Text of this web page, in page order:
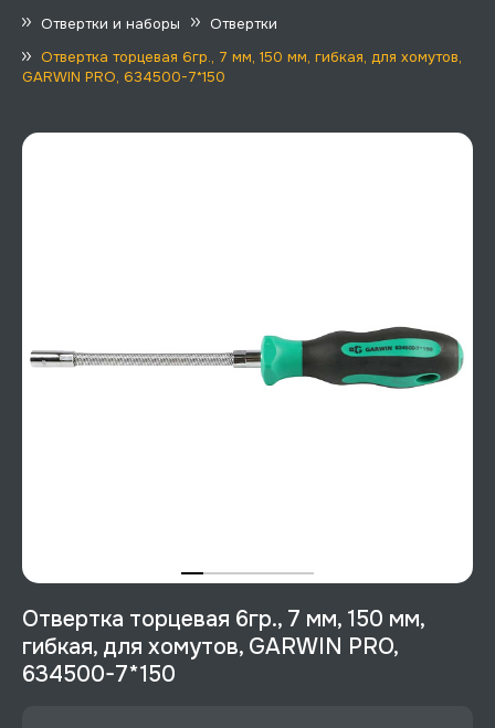
Отвертки и наборы
Отвертки
Отвертка торцевая 6гр., 7 мм, 150 мм, гибкая, для хомутов,
GARWIN PRO, 634500-7*150
Отвертка торцевая 6гр., 7 мм, 150 мм,
гибкая, для хомутов, GARWIN PRO,
634500-7*150